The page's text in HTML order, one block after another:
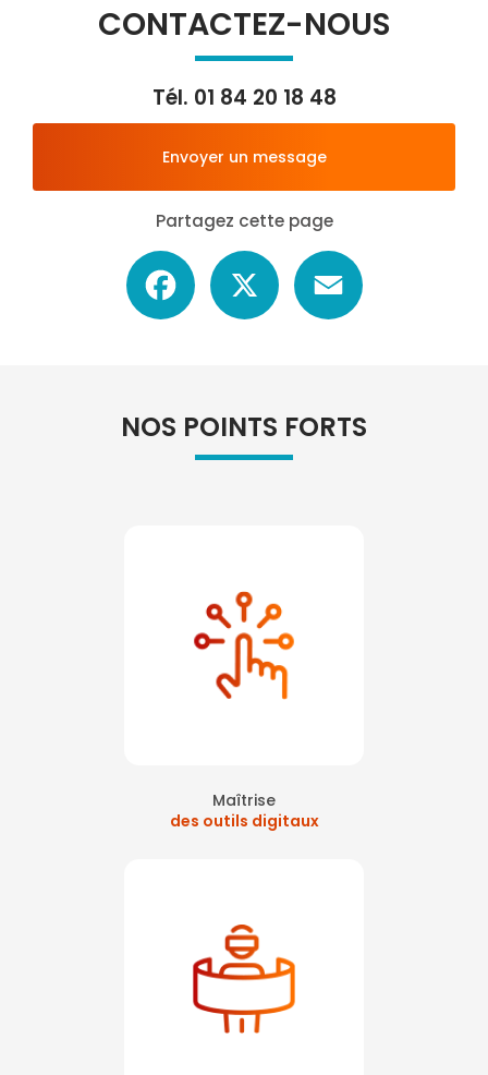
CONTACTEZ-NOUS
Tél. 01 84 20 18 48
Envoyer un message
Partagez cette page
Facebook
NOS POINTS FORTS
Maîtrise
des outils digitaux